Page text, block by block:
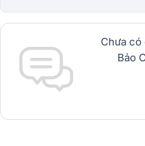
hạn -
Chưa có
Bảo